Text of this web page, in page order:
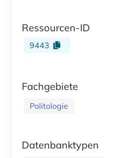
Ressourcen-ID
9443
Fachgebiete
Politologie
Datenbanktypen